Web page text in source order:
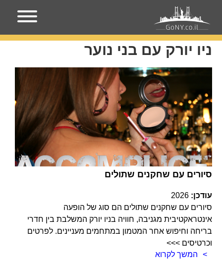
עמוד הבית ניו יורק עם בני נוער
ניו יורק עם בני נוער
סיורים עם שחקנים שתולים
עודכן: 2026
סיורים עם שחקנים שתולים הם סוג של הופעה
אינטראקטיבית מגניבה, חוויה בניו יורק המשלבת בין חדרי
בריחה וחיפוש אחר המטמון במתחמים מעניינים. לפרטים
וכרטיסים >>>
המשך לקרוא